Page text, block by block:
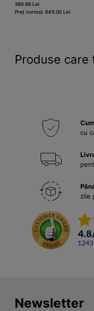
389.99 Lei
Preț normal: 649.00 Lei
Produse
cu
zile
4.8
Newsletter